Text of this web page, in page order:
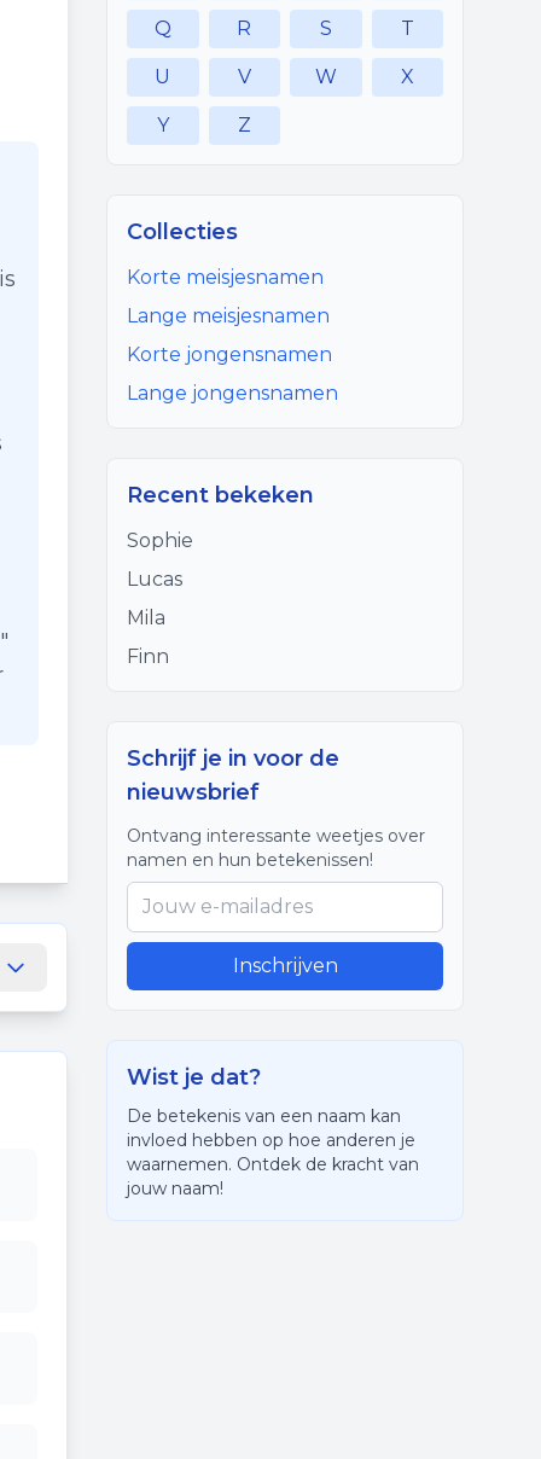
Q R S T
U V W X
Y Z
Collecties
Korte meisjesnamen
Lange meisjesnamen
Korte jongensnamen
Lange jongensnamen
Recent bekeken
Sophie
Lucas
Mila
Finn
Schrijf je in voor de
nieuwsbrief
Ontvang interessante weetjes over
namen en hun betekenissen!
Inschrijven
Wist je dat?
De betekenis van een naam kan
invloed hebben op hoe anderen je
waarnemen. Ontdek de kracht van
jouw naam!